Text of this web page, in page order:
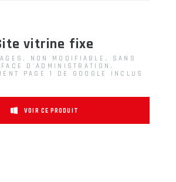
vitrine fixe
NON MODIFIABLE, SANS
D'ADMINISTRATION.
PAGE 1 DE GOOGLE INCLUS
VOIR CE PRODUIT